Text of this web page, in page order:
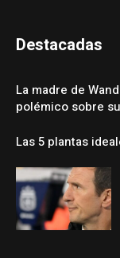
Destacadas
La madre de
polémico sobre
Las 5 plantas